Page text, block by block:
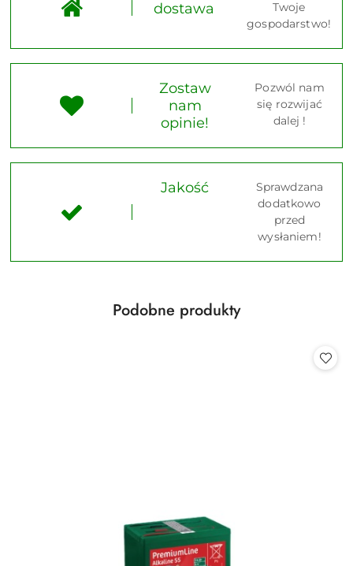
dostawa
Twoje
gospodarstwo!
Zostaw
nam
opinie!
Pozwól nam
się rozwijać
dalej !
Jakość
Sprawdzana
dodatkowo
przed
wysłaniem!
Pomiń karuzelę produktów
Produkty
Podobne produkty